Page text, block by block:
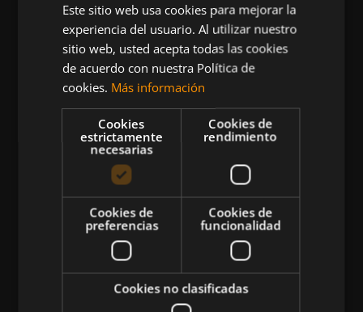
Queremos mantenerte al día en temas de
deportes, fitness, nutrición, salud, recetas
saludables y tecnología aplicada al deporte y la
vida sana.
CATEGORÍAS
Atletismo
Musculación
Este sitio web usa cookies para mejorar la
experiencia del usuario. Al utilizar nuestro
sitio web, usted acepta todas las cookies
de acuerdo con nuestra Política de
cookies. Más información
Cookies
estrictamente
necesarias
Cookies de
rendimiento
Cookies de
preferencias
Cookies de
funcionalidad
Cookies no clasificadas